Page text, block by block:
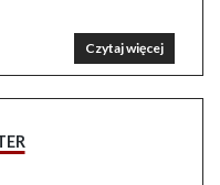
Czytaj więcej